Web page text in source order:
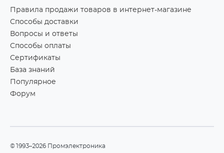
Правила продажи товаров в интернет-магазине
Способы доставки
Вопросы и ответы
Способы оплаты
Сертификаты
База знаний
Популярное
Форум
©1993–2026 Промэлектроника